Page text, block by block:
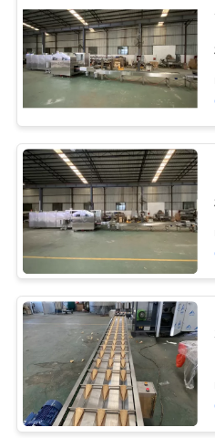
さ
い
引
用
を
要
求
し
て
下
さ
転がされ
円錐形機
機械を作
ァーの円